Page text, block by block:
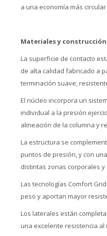
a una economía más
Materiales y construcción
La superficie de contacto
de alta calidad fabricado a
terminación suave,
El núcleo incorpora un
individual a la presión
alineación de la columna y
La estructura se
puntos de presión, y con
distintas zonas corporales
Las tecnologías Comfort
peso y aportan mayor
Los laterales están
una excelente resistencia al